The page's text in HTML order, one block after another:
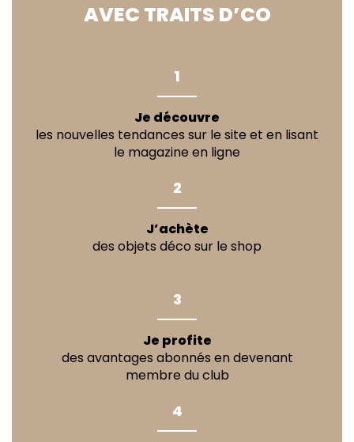
AVEC TRAITS D’CO
1
Je découvre
les nouvelles tendances sur le site et en lisant
le magazine en ligne
2
J’achète
des objets déco sur le shop
3
Je profite
des avantages abonnés en devenant
membre du club
4